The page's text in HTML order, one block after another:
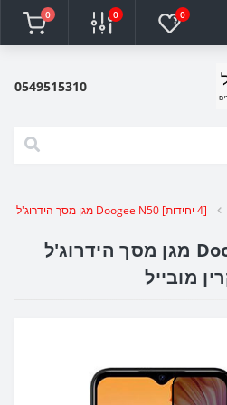
0
0
0
0549515310
[4 יחידות] Doogee N50 מגן מסך הידרוג'ל פרטיות (סיליקון) סקרין מובייל
[4 יחידות] Doogee N50 מגן מסך הידרוג'ל
מובייל